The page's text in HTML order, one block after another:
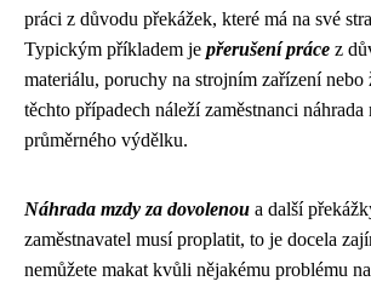
práci z důvodu překážek, které má na své
Typickým příkladem je přerušení práce z
materiálu, poruchy na strojním zařízení
těchto případech náleží zaměstnanci
průměrného výdělku.
Náhrada mzdy za dovolenou a další
zaměstnavatel musí proplatit, to je docela
nemůžete makat kvůli nějakému problému